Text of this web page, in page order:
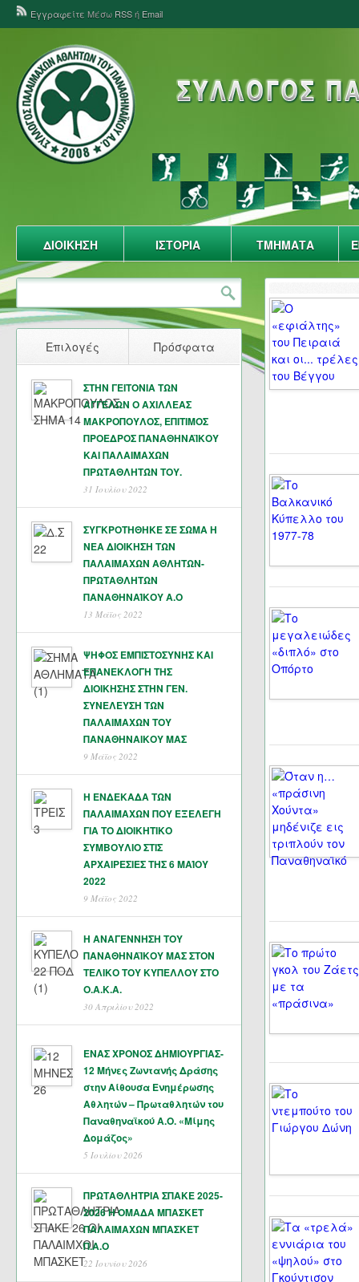
Εγγραφείτε Μέσω RSSή Email
ΔΙΟΙΚΗΣΗ ΙΣΤΟΡΙΑ ΤΜΗΜΑΤΑ
Επιλογές Πρόσφατα
ΣΤΗΝ ΓΕΙΤΟΝΙΑ ΤΩΝ
ΑΓΓΕΛΩΝ Ο ΑΧΙΛΛΕΑΣ
ΜΑΚΡΟΠΟΥΛΟΣ, ΕΠΙΤΙΜΟΣ
ΠΡΟΕΔΡΟΣ ΠΑΝΑΘΗΝΑΪΚΟΥ
ΚΑΙ ΠΑΛΑΙΜΑΧΩΝ
ΠΡΩΤΑΘΛΗΤΏΝ ΤΟΥ.
31 Ιουλίου 2022
ΣΥΓΚΡΟΤΗΘΗΚΕ ΣΕ ΣΩΜΑ Η
ΝΕΑ ΔΙΟΙΚΗΣΗ ΤΩΝ
ΠΑΛΑΙΜΑΧΩΝ ΑΘΛΗΤΩΝ-
ΠΡΩΤΑΘΛΗΤΩΝ
ΠΑΝΑΘΗΝΑΊΚΟΥ Α.Ο
13 Μάϊος 2022
ΨΗΦΟΣ ΕΜΠΙΣΤΟΣΥΝΗΣ ΚΑΙ
ΕΠΑΝΕΚΛΟΓΗ ΤΗΣ
ΔΙΟΙΚΗΣΗΣ ΣΤΗΝ ΓΕΝ.
ΣΥΝΕΛΕΥΣΗ ΤΩΝ
ΠΑΛΑΙΜΑΧΩΝ ΤΟΥ
ΠΑΝΑΘΗΝΑΙΚΟΥ ΜΑΣ
9 Μάϊος 2022
Η ΕΝΔΕΚΑΔΑ ΤΩΝ
ΠΑΛΑΙΜΑΧΩΝ ΠΟΥ ΕΞΕΛΕΓΗ
ΓΙΑ ΤΟ ΔΙΟΙΚΗΤΙΚΟ
ΣΥΜΒΟΥΛΙΟ ΣΤΙΣ
ΑΡΧΑΙΡΕΣΙΕΣ ΤΗΣ 6 ΜΑΊΟΥ
2022
9 Μάϊος 2022
Η ΑΝΑΓΕΝΝΗΣΗ ΤΟΥ
ΠΑΝΑΘΗΝΑΪΚΟΥ ΜΑΣ ΣΤΟΝ
ΤΕΛΙΚΟ ΤΟΥ ΚΥΠΕΛΛΟΥ ΣΤΟ
Ο.Α.Κ.Α.
30 Απριλίου 2022
ΕΝΑΣ ΧΡΟΝΟΣ ΔΗΜΙΟΥΡΓΙΑΣ-
12 Μήνες Ζωντανής Δράσης
στην Αίθουσα Ενημέρωσης
Αθλητών – Πρωταθλητών του
Παναθηναϊκού Α.Ο. «Μίμης
Δομάζος»
5 Ιουλίου 2026
ΠΡΩΤΑΘΛΗΤΡΙΑ ΣΠΑΚΕ 2025-
2026 Η ΟΜΑΔΑ ΜΠΑΣΚΕΤ
ΠΑΛΑΙΜΑΧΩΝ ΜΠΑΣΚΕΤ
Π.Α.Ο
22 Ιουνίου 2026